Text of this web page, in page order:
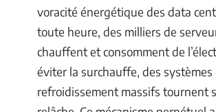
voracité énergétique des data
toute heure, des milliers de
chauffent et consomment de
éviter la surchauffe, des systèmes
refroidissement massifs tournent